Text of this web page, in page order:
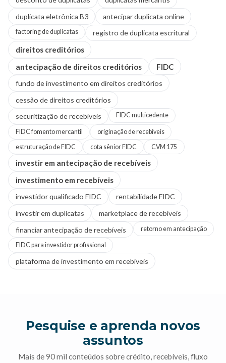
duplicata eletrônica B3
antecipar duplicata online
factoring de duplicatas registro de duplicata escritural
direitos creditórios
antecipação de direitos creditórios
FIDC
fundo de investimento em direitos creditórios
cessão de direitos creditórios
securitização de recebíveis
FIDC multicedente
FIDC fomento mercantil
originação de recebíveis
estruturação de FIDC
cota sênior FIDC CVM 175
investir em antecipação de recebíveis
investimento em recebíveis
investidor qualificado FIDC
rentabilidade FIDC
investir em duplicatas
marketplace de recebíveis
financiar antecipação de recebíveis
retorno em antecipação
FIDC para investidor profissional
plataforma de investimento em recebíveis
Pesquise e aprenda novos
assuntos
Mais de 90 mil conteúdos sobre crédito, recebíveis, fluxo